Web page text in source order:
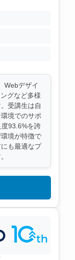
Webデザイ
グなど多様
受講生は自
境でのサポ
93.6%を誇
境が特徴で
も最適なプ